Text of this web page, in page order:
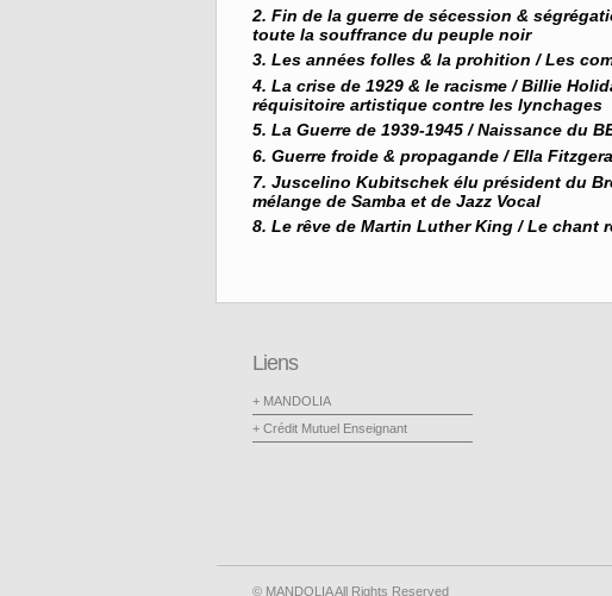
Fin de la guerre de sécession &
toute la souffrance du peuple noir
Les années folles & la prohition / Les
La crise de 1929 & le racisme / Billie
réquisitoire artistique contre les lynchages
La Guerre de 1939-1945 / Naissance du
Guerre froide & propagande / Ella
Juscelino Kubitschek élu président du
mélange de Samba et de Jazz Vocal
Le rêve de Martin Luther King / Le chant
Liens
+ MANDOLIA
+ Crédit Mutuel Enseignant
© MANDOLIA All Rights Reserved